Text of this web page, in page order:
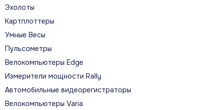
Эхолоты
Картплоттеры
Умные Весы
Пульсометры
Велокомпьютеры Edge
Измерители мощности Rally
Автомобильные видеорегистраторы
Велокомпьютеры Varia